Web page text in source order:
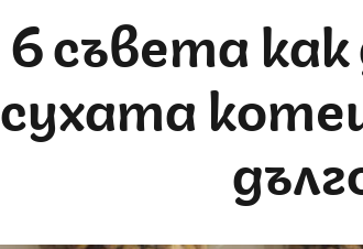
6 съвета как да съхраняваме
сухата